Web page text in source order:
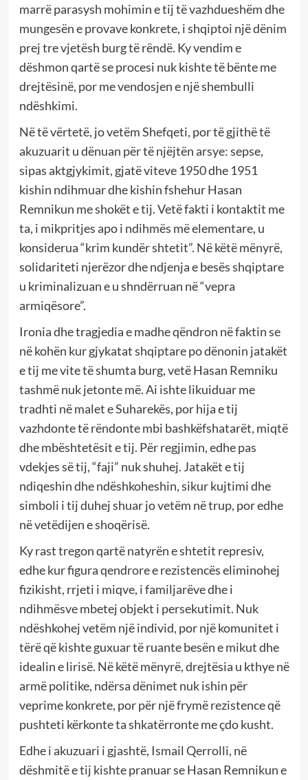
marrë parasysh mohimin e tij të vazhdueshëm dhe
mungesën e provave konkrete, i shqiptoi një dënim
prej tre vjetësh burg të rëndë. Ky vendim e
dëshmon qartë se procesi nuk kishte të bënte me
drejtësinë, por me vendosjen e një shembulli
ndëshkimi.
Në të vërtetë, jo vetëm Shefqeti, por të gjithë të
akuzuarit u dënuan për të njëjtën arsye: sepse,
sipas aktgjykimit, gjatë viteve 1950 dhe 1951
kishin ndihmuar dhe kishin fshehur Hasan
Remnikun me shokët e tij. Vetë fakti i kontaktit me
ta, i mikpritjes apo i ndihmës më elementare, u
konsiderua “krim kundër shtetit”. Në këtë mënyrë,
solidariteti njerëzor dhe ndjenja e besës shqiptare
u kriminalizuan e u shndërruan në “vepra
armiqësore”.
Ironia dhe tragjedia e madhe qëndron në faktin se
në kohën kur gjykatat shqiptare po dënonin jatakët
e tij me vite të shumta burg, vetë Hasan Remniku
tashmë nuk jetonte më. Ai ishte likuiduar me
tradhti në malet e Suharekës, por hija e tij
vazhdonte të rëndonte mbi bashkëfshatarët, miqtë
dhe mbështetësit e tij. Për regjimin, edhe pas
vdekjes së tij, “faji” nuk shuhej. Jatakët e tij
ndiqeshin dhe ndëshkoheshin, sikur kujtimi dhe
simboli i tij duhej shuar jo vetëm në trup, por edhe
në vetëdijen e shoqërisë.
Ky rast tregon qartë natyrën e shtetit represiv,
edhe kur figura qendrore e rezistencës eliminohej
fizikisht, rrjeti i miqve, i familjarëve dhe i
ndihmësve mbetej objekt i persekutimit. Nuk
ndëshkohej vetëm një individ, por një komunitet i
tërë që kishte guxuar të ruante besën e mikut dhe
idealin e lirisë. Në këtë mënyrë, drejtësia u kthye në
armë politike, ndërsa dënimet nuk ishin për
veprime konkrete, por për një frymë rezistence që
pushteti kërkonte ta shkatërronte me çdo kusht.
Edhe i akuzuari i gjashtë, Ismail Qerrolli, në
dëshmitë e tij kishte pranuar se Hasan Remnikun e